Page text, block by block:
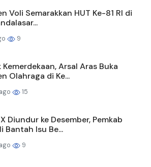
Voli Semarakkan HUT Ke-81 RI di
9
Kemerdekaan, Arsal Aras Buka
Olahraga di Ke...
15
Diundur ke Desember, Pemkab
Bantah Isu Be...
9